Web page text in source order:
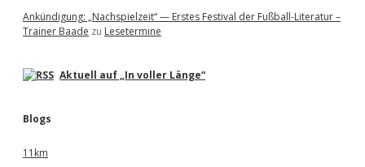
Ankündigung: „Nachspielzeit“ — Erstes Festival der Fußball-Literatur –
Trainer Baade zu Lesetermine
Aktuell auf „In voller Länge“
Blogs
11km